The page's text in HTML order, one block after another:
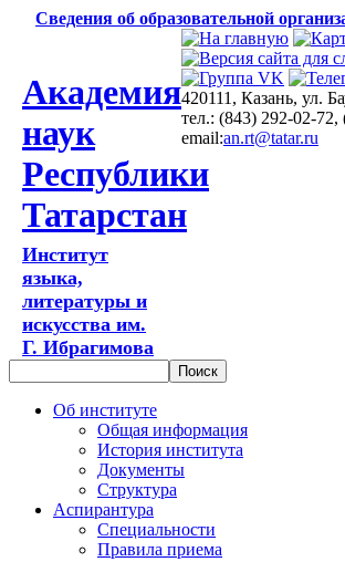
Сведения об образовательной
Академия
наук
Республики
Татарстан
Институт
языка,
литературы и
искусства им.
Г. Ибрагимова
420111, Казань, ул.
тел.: (843) 292-02-
email:an.rt@tatar.ru
Об институте
Общая информация
История института
Документы
Структура
Аспирантура
Специальности
Правила приема